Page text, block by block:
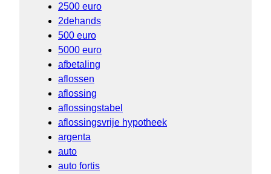
2500 euro
2dehands
500 euro
5000 euro
afbetaling
aflossen
aflossing
aflossingstabel
aflossingsvrije hypotheek
argenta
auto
auto fortis